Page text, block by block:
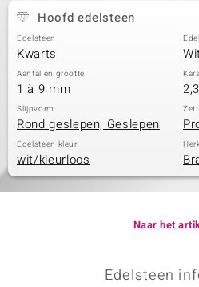
Hoofd edelsteen
Edelsteen
Kwarts
Aantal en grootte
1 à 9 mm
Slijpvorm
Rond geslepen, Geslepen
Edelsteen kleur
wit/kleurloos
Naar het
Edelsteen